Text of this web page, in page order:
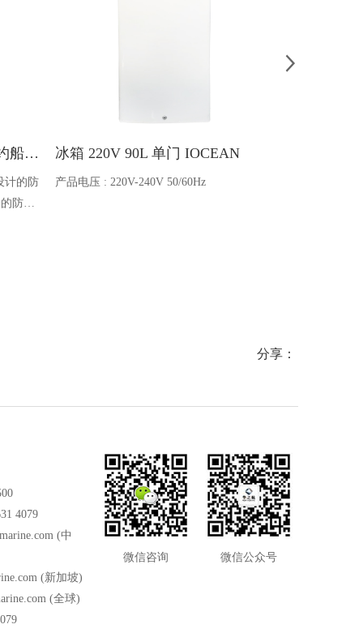
Ocean one对讲机 SOLAS公约船舶消防A600V ATEX防爆对讲机
计的防
防爆
冰箱 220V 90L 单门 IOCEAN
产品电压 : 220V-240V 50/60Hz
分享：
4079
(中
(新加坡)
(全球)
微信咨询 微信公众号